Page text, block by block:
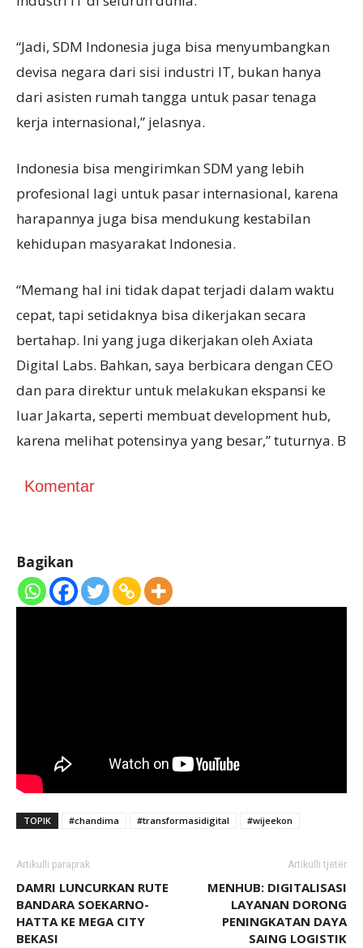
“Jadi, SDM Indonesia juga bisa menyumbangkan
devisa negara dari sisi industri IT, bukan hanya
dari asisten rumah tangga untuk pasar tenaga
kerja internasional,” jelasnya.
Indonesia bisa mengirimkan SDM yang lebih
profesional lagi untuk pasar internasional, karena
harapannya juga bisa mendukung kestabilan
kehidupan masyarakat Indonesia.
“Memang hal ini tidak dapat terjadi dalam waktu
cepat, tapi setidaknya bisa dikerjakan secara
bertahap. Ini yang juga dikerjakan oleh Axiata
Digital Labs. Bahkan, saya berbicara dengan CEO
dan para direktur untuk melakukan ekspansi ke
luar Jakarta, seperti membuat development hub,
karena melihat potensinya yang besar,” tuturnya. B
Komentar
Bagikan
TOPIK #chandima #transformasidigital #wijeekon
Artikulli paraprak
DAMRI LUNCURKAN RUTE
BANDARA SOEKARNO-
HATTA KE MEGA CITY
BEKASI
Artikulli tjetër
MENHUB: DIGITALISASI
LAYANAN DORONG
PENINGKATAN DAYA
SAING LOGISTIK